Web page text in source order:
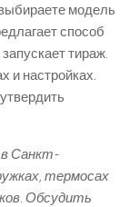
модель
способ
тираж.
и настройках.
Санкт-
термосах
Обсудить